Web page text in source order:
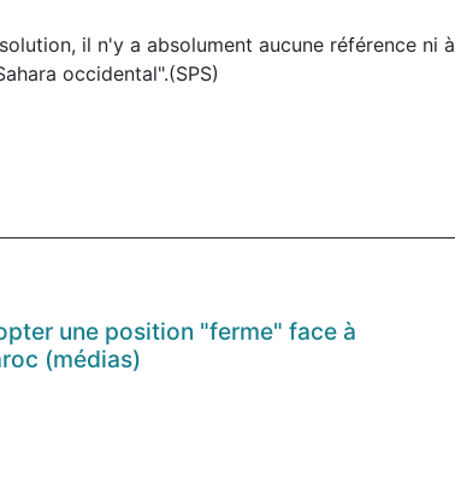
il n'y a absolument aucune référence ni à
occidental".(SPS)
une position "ferme" face à
(médias)